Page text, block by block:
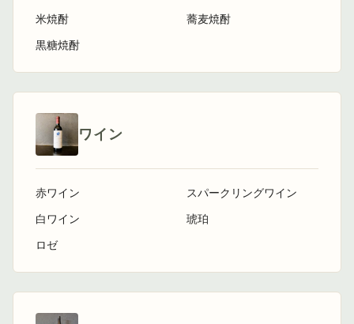
米焼酎
黒糖焼酎
蕎麦焼酎
ワイン
赤ワイン
白ワイン
ロゼ
スパークリングワイン
琥珀